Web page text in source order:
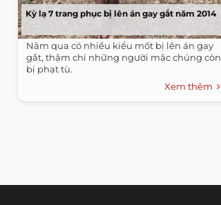
Kỳ lạ 7 trang phục bị lên án gay gắt năm 2014
Năm qua có nhiều kiểu mốt bị lên án gay
gắt, thậm chí những người mặc chúng còn
bị phạt tù.
Xem thêm